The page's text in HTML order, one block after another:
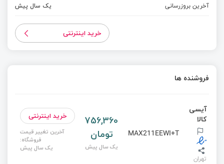
آخرین بروزرسانی
یک سال پیش
خرید اینترنتی
فروشنده ها
آیسی
کالا
تهران
MAX211EEWI+T
756,360
تومان
یک سال پیش
خرید اینترنتی
آخرین تغییر قیمت
فروشگاه:
یک سال پیش